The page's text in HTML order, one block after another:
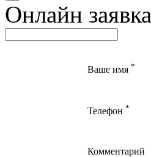
Онлайн заявка
Ваше имя *
Телефон *
Комментарий